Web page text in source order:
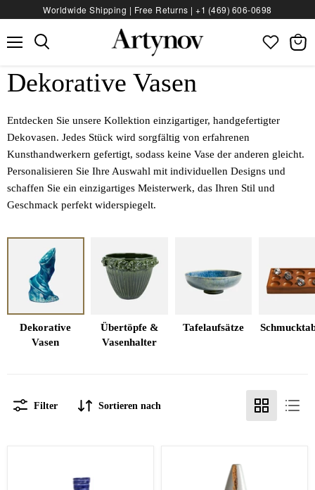
Worldwide Shipping | Free Returns |+1 (469) 606‑0698
Dekorative Vasen
Entdecken Sie unsere Kollektion einzigartiger, handgefertigter
Dekovasen. Jedes Stück wird sorgfältig von erfahrenen
Kunsthandwerkern gefertigt, sodass keine Vase der anderen gleicht.
Personalisieren Sie Ihre Auswahl mit individuellen Designs und
schaffen Sie ein einzigartiges Meisterwerk, das Ihren Stil und
Geschmack perfekt widerspiegelt.
Dekorative
Vasen
Übertöpfe &
Vasenhalter
Tafelaufsätze
Filter Sortieren nach